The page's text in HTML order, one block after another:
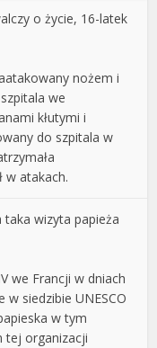
o życie, 16-latek
nożem i
we
kłutymi i
do szpitala w
w atakach.
taka wizyta papieża
we Francji w dniach
siedzibie UNESCO
w tym
tej organizacji